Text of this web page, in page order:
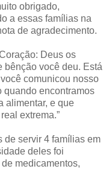
obrigado,
a essas famílias na
de agradecimento.
Deus os
bênção você deu. Está
comunicou nosso
quando encontramos
alimentar, e que
extrema.”
de servir 4 famílias em
deles foi
medicamentos,